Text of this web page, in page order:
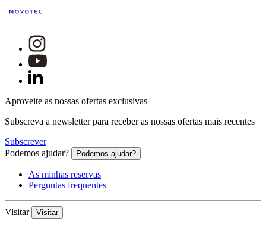
Aproveite as nossas ofertas exclusivas
Subscreva a newsletter para receber as nossas ofertas mais recentes
Subscrever
Podemos ajudar?
Podemos ajudar?
As minhas reservas
Perguntas frequentes
Visitar Visitar